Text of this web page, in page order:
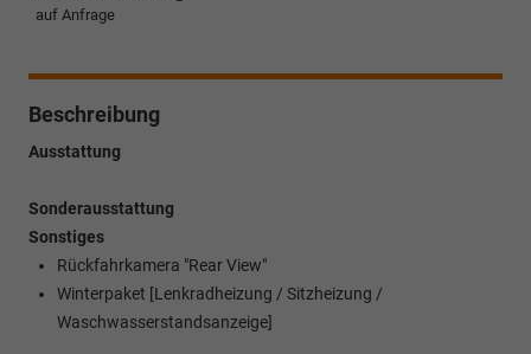
auf Anfrage
Beschreibung
Ausstattung
Sonderausstattung
Sonstiges
Rückfahrkamera "Rear View"
Winterpaket [Lenkradheizung / Sitzheizung /
Waschwasserstandsanzeige]